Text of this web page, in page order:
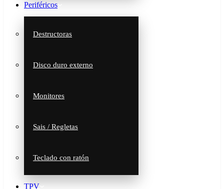
Periféricos
Destructoras
Disco duro externo
Monitores
Sais / Regletas
Teclado con ratón
TPV